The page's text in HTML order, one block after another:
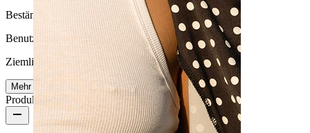
Beständig
Benutzerfreundlichkeit
Ziemlich leicht
Mehr lesen
Produktdetails